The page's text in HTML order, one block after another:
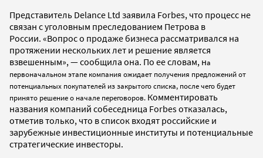
Представитель Delance Ltd заявила Forbes, что процесс не
связан с уголовным преследованием Петрова в
России. «Вопрос о продаже бизнеса рассматривался на
протяжении нескольких лет и решение является
взвешенным», — сообщила она. По ее словам, на
первоначальном этапе компания ожидает получения предложений от
потенциальных покупателей из закрытого списка, после чего будет
принято решение о начале переговоров. Комментировать
названия компаний собеседница Forbes отказалась,
отметив только, что в список входят российские и
зарубежные инвестиционные институты и потенциальные
стратегические инвесторы.